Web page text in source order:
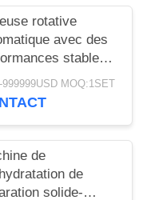
de manioc
rotative
avec des
stables
la production
de manioc et
999999USD MOQ:1SET
de
de
solide-